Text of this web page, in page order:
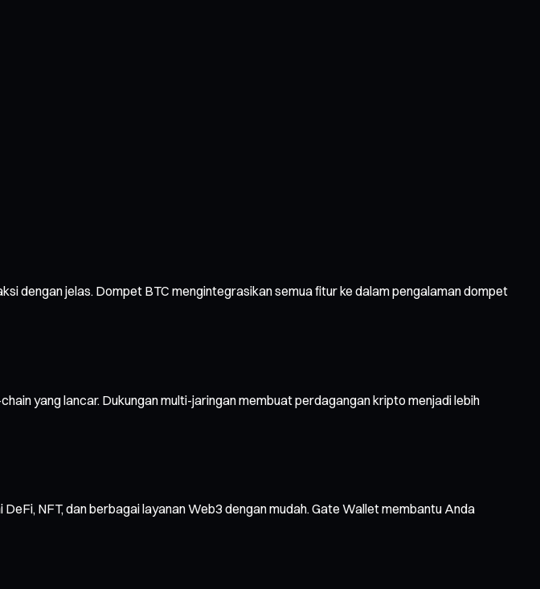
dengan jelas. Dompet BTC mengintegrasikan semua fitur ke dalam pengalaman dompet
yang lancar. Dukungan multi-jaringan membuat perdagangan kripto menjadi lebih
NFT, dan berbagai layanan Web3 dengan mudah. Gate Wallet membantu Anda